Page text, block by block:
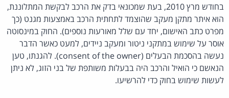
בחודש מרץ 2010, בעת שמכונאי בדק את הרכב לבקשת המתלוננת,
הוא איתר מתקן מעקב שהוצמד לתחתית הרכב באמצעות מגנט (כך
מפרט כתב האישום, יחד עם שלל מאורעות נוספים). החוק במינסוטה
אוסר על שימוש במתקני ניטור ומעקב ניידים, למעט כאשר הדבר
נעשה בהסכמת הבעלים (consent of the owner). להגנתו, טען
הנאשם כי הואיל והרכב היה בבעלות משותפת של בני הזוג, לא ניתן
לעשות שימוש בחוק כדי להרשיעו.